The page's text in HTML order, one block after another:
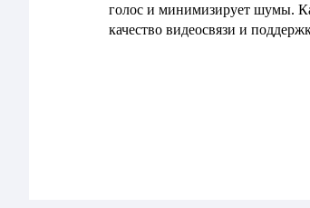
голос и минимизирует шумы.
качество видеосвязи и